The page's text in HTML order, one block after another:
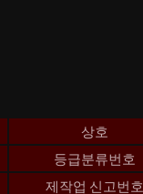
상호
등급분류번호
제작업 신고번호